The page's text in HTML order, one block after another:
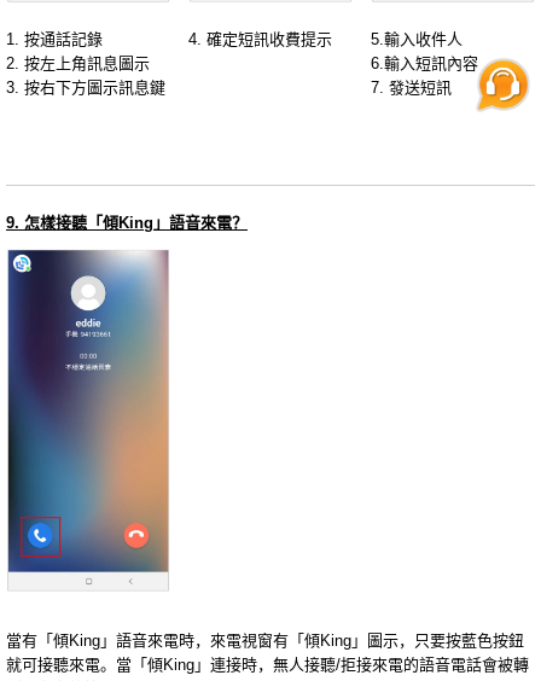
1. 按通話記錄
2. 按左上角訊息圖示
3. 按右下方圖示訊息鍵
4. 確定短訊收費提示
5.輸入收件人
6.輸入短訊內容
7. 發送短訊
9. 怎樣接聽「傾King」語音來電？
當有「傾King」語音來電時，來電視窗有「傾King」圖示，只要按藍色按鈕
就可接聽來電。當「傾King」連接時，無人接聽/拒接來電的語音電話會被轉